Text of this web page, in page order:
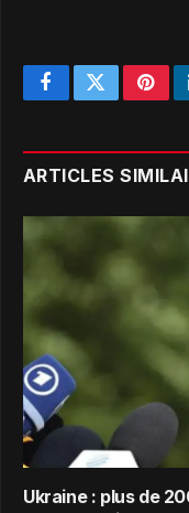
FacebookTwitter
ARTICLES
Ukraine : plus de